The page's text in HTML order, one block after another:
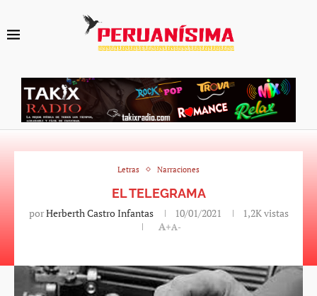
Letras Narraciones
EL TELEGRAMA
porHerberth Castro Infantas 10/01/2021 1,2Kvistas
A+A-